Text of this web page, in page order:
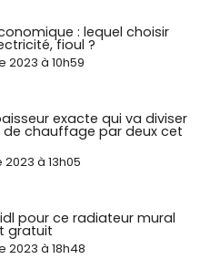
: lequel choisir
fioul ?
2023 à 10h59
exacte qui va diviser
chauffage par deux cet
à 13h05
pour ce radiateur mural
gratuit
2023 à 18h48